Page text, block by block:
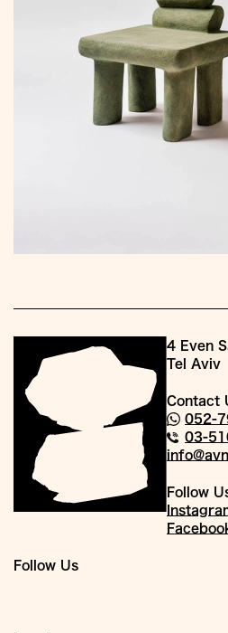
Follow Us
4 Even
Tel Aviv
Contact
052-
03-
Follow